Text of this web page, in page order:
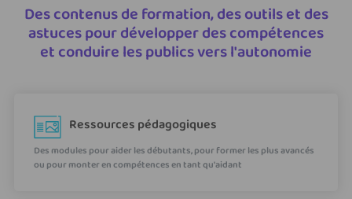
Des contenus de formation, des outils et des
astuces pour développer des compétences
et conduire les publics vers l'autonomie
Ressources pédagogiques
Des modules pour aider les débutants, pour former les plus avancés
ou pour monter en compétences en tant qu'aidant